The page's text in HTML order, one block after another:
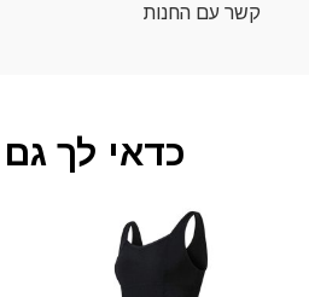
קשר עם החנות
כדאי לך